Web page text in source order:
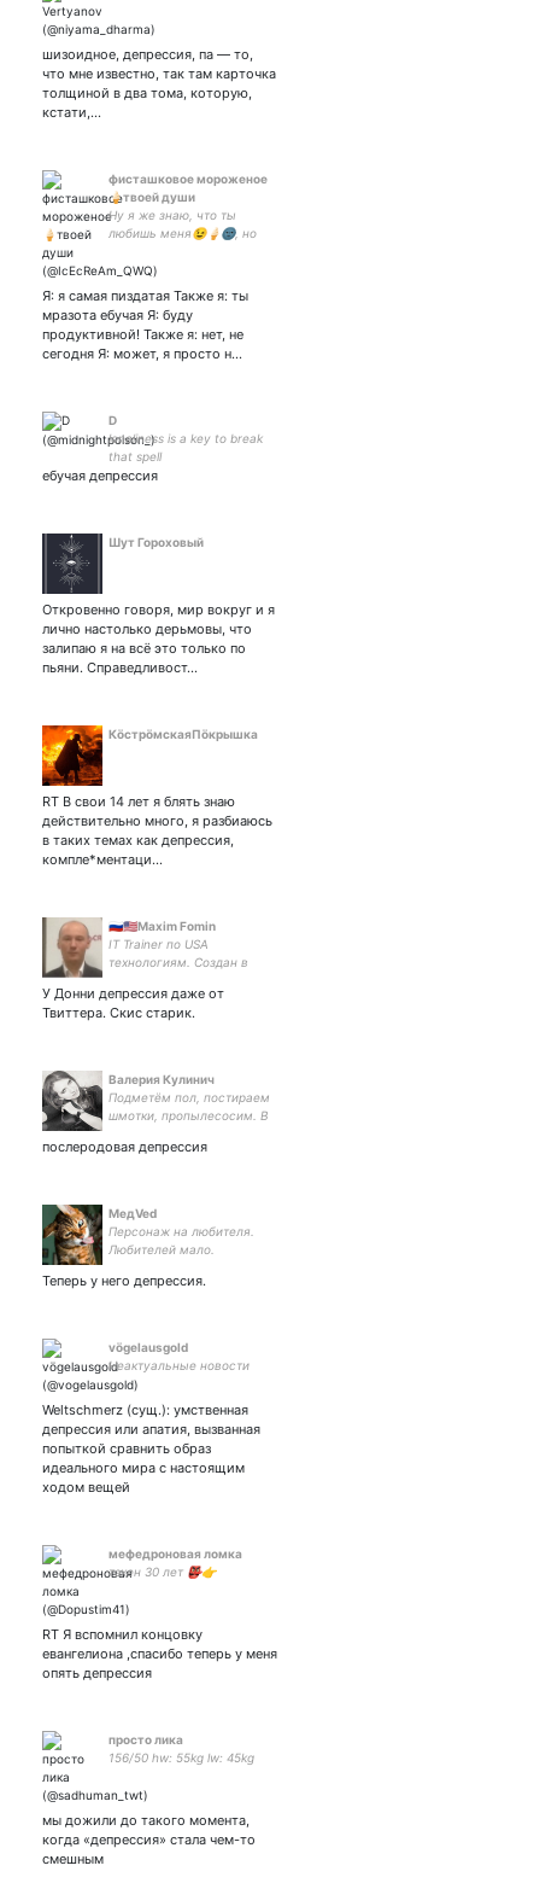
шизоидное, депрессия, па — то,
что мне известно, так там карточка
толщиной в два тома, которую,
кстати,…
фисташковое мороженое
🍦твоей души
Ну я же знаю, что ты
любишь меня😉🍦🌚, но
потому что моя тви-жена
нытье, приятно
познакомиться
Я: я самая пиздатая Также я: ты
мразота ебучая Я: буду
продуктивной! Также я: нет, не
сегодня Я: может, я просто н…
D
loneliness is a key to break
that spell
ебучая депрессия
Шут Гороховый
Откровенно говоря, мир вокруг и я
лично настолько дерьмовы, что
залипаю я на всё это только по
пьяни. Справедливост…
КöстрöмскаяПöкрышка
RT В свои 14 лет я блять знаю
действительно много, я разбиаюсь
в таких темах как депрессия,
компле*ментаци…
🇷🇺🇺🇸Maxim Fomin
IT Trainer по USA
технологиям. Создан в
тружусь на USA. За мир
☮️между странами,
У Донни депрессия даже от
Твиттера. Скис старик.
Валерия Кулинич
Подметём пол, постираем
шмотки, пропылесосим. В
ещё хоть что-то можем.
послеродовая депрессия
МедVed
Персонаж на любителя.
Любителей мало.
Теперь у него депрессия.
vögelausgold
Неактуальные новости
Weltschmerz (сущ.): умственная
депрессия или апатия, вызванная
попыткой сравнить образ
идеального мира с настоящим
ходом вещей
мефедроновая ломка
тэхен 30 лет 👺👉
RT Я вспомнил концовку
евангелиона ,спасибо теперь у меня
опять депрессия
просто лика
156/50 hw: 55kg lw: 45kg
мы дожили до такого момента,
когда «депрессия» стала чем-то
смешным